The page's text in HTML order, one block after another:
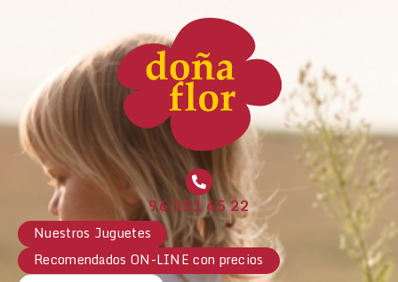
Nuestros Juguetes
Recomendados ON-LINE con precios
96 351 45 22